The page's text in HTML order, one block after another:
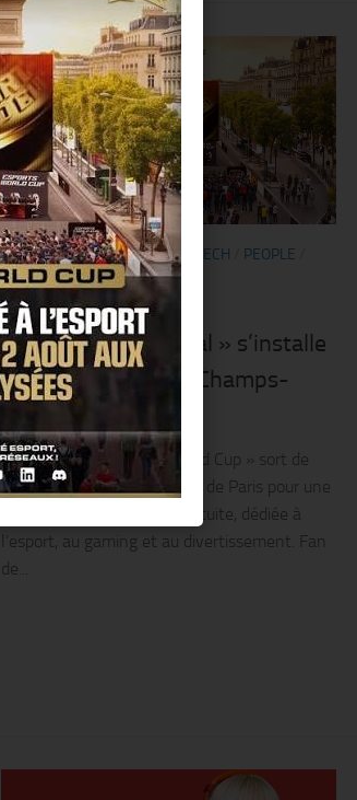
BUSINESS/FESTIVAL/HIGH-TECH PEOPLE
SORTIR/SPORT
27 JUILLET 2026
Le « Esports Festival » s’installe
début août, sur les Champs-
Le 2 août, le « Esports World Cup » sort de
l’arène et s’installe au cœur de Paris pour une
grande fête en plein air, gratuite, dédiée à
l’esport, au gaming et au divertissement. Fan
de...